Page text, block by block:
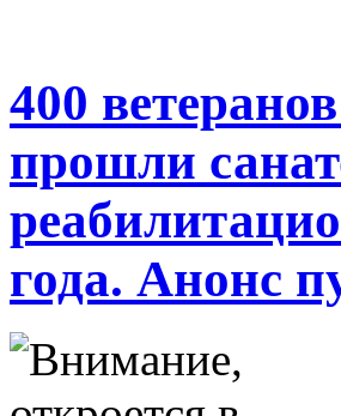
400
прошли
года. Анонс